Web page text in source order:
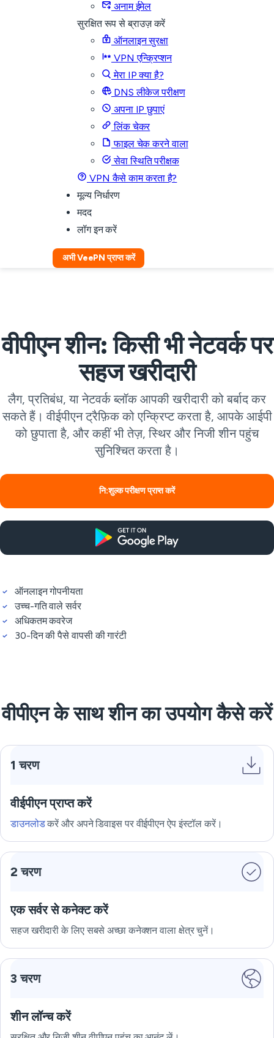
अनाम ईमेल
सुरक्षित रूप से ब्राउज़ करें
ऑनलाइन सुरक्षा
VPN एन्क्रिप्शन
मेरा IP क्या है?
DNS लीकेज परीक्षण
अपना IP छुपाएं
लिंक चेकर
फाइल चेक करने वाला
सेवा स्थिति परीक्षक
VPN कैसे काम करता है?
मूल्य निर्धारण
मदद
लॉग इन करें
अभी VeePN प्राप्त करें
वीपीएन शीन: किसी भी नेटवर्क पर
सहज खरीदारी
लैग, प्रतिबंध, या नेटवर्क ब्लॉक आपकी खरीदारी को बर्बाद कर
सकते हैं। वीईपीएन ट्रैफ़िक को एन्क्रिप्ट करता है, आपके आईपी
को छुपाता है, और कहीं भी तेज़, स्थिर और निजी शीन पहुंच
सुनिश्चित करता है।
नि:शुल्क परीक्षण प्राप्त करें
ऑनलाइन गोपनीयता
उच्च-गति वाले सर्वर
अधिकतम कवरेज
30-दिन की पैसे वापसी की गारंटी
वीपीएन के साथ शीन का उपयोग कैसे करें
1 चरण
वीईपीएन प्राप्त करें
डाउनलोडकरें और अपने डिवाइस पर वीईपीएन ऐप इंस्टॉल करें।
2 चरण
एक सर्वर से कनेक्ट करें
सहज खरीदारी के लिए सबसे अच्छा कनेक्शन वाला क्षेत्र चुनें।
3 चरण
शीन लॉन्च करें